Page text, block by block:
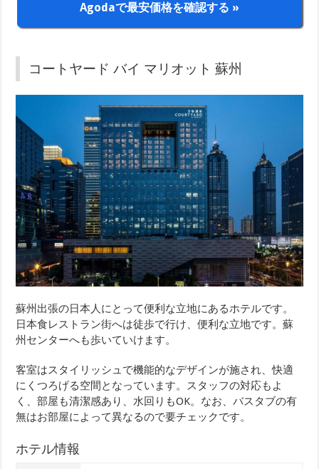
Agodaで最安価格を確認する »
コートヤード バイ マリオット 蘇州
蘇州出張の日本人にとって便利な立地にあるホテルです。
日本食レストラン街へは徒歩で行け、便利な立地です。蘇
州センターへも歩いていけます。
客室はスタイリッシュで機能的なデザインが施され、快適
にくつろげる空間となっています。スタッフの対応もよ
く、部屋も清潔感あり、水回りもOK。なお、バスタブの有
無はお部屋によって異なるので要チェックです。
ホテル情報